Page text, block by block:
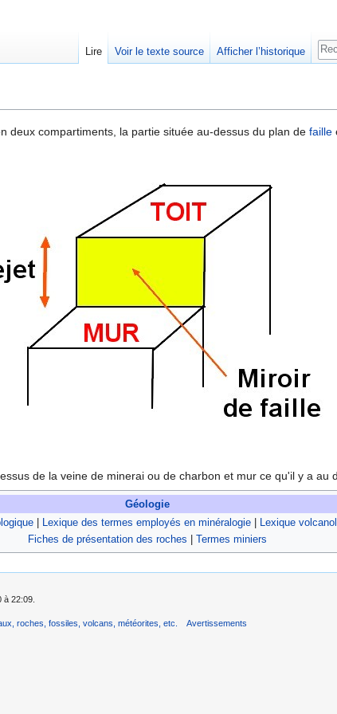
deux compartiments, la partie située au-dessus du plan de faille
de la veine de minerai ou de charbon et mur ce qu'il y a au
Géologie
Lexique des termes employés en minéralogie
Lexique
Fiches de présentation des roches
Termes miniers
Lire Voir le texte source Afficher l’historique
22:09.
roches, fossiles, volcans, météorites, etc. Avertissements